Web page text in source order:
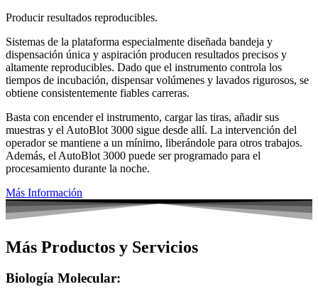
Producir resultados reproducibles.
Sistemas de la plataforma especialmente diseñada bandeja y
dispensación única y aspiración producen resultados precisos y
altamente reproducibles. Dado que el instrumento controla los
tiempos de incubación, dispensar volúmenes y lavados rigurosos, se
obtiene consistentemente fiables carreras.
Basta con encender el instrumento, cargar las tiras, añadir sus
muestras y el AutoBlot 3000 sigue desde allí. La intervención del
operador se mantiene a un mínimo, liberándole para otros trabajos.
Además, el AutoBlot 3000 puede ser programado para el
procesamiento durante la noche.
Más Información
Más Productos y Servicios
Biología Molecular: